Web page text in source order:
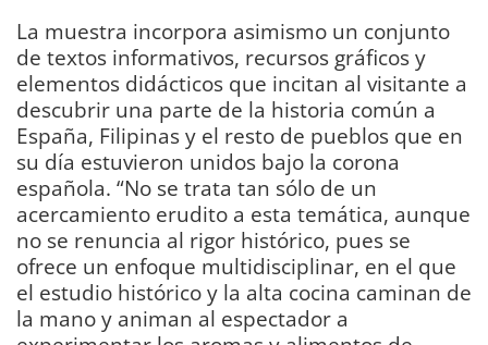
La muestra incorpora asimismo un conjunto
de textos informativos, recursos gráficos y
elementos didácticos que incitan al visitante a
descubrir una parte de la historia común a
España, Filipinas y el resto de pueblos que en
su día estuvieron unidos bajo la corona
española. “No se trata tan sólo de un
acercamiento erudito a esta temática, aunque
no se renuncia al rigor histórico, pues se
ofrece un enfoque multidisciplinar, en el que
el estudio histórico y la alta cocina caminan de
la mano y animan al espectador a